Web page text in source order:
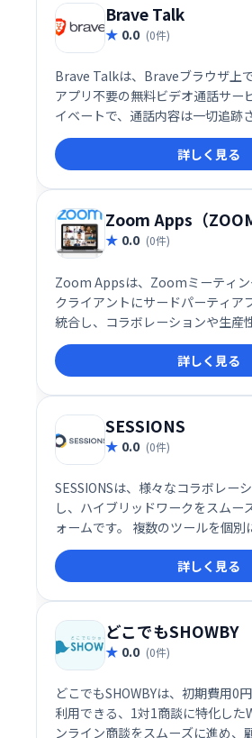
Brave Talk
0.0 (0件)
Brave Talkは、Braveブラウザ上
アプリ不要の無料ビデオ通話サー
イベートで、通話内容は一切追跡
ザだけで手軽に、安心してビデオ
さい。
詳しく見る
Zoom Apps（
0.0 (0件)
Zoom Appsは、Zoomミーティ
クライアントにサードパーティア
統合し、コラボレーションや生産
ルです。現在約50種類のアプリが
ーテインメントも強化します。会
起動し、より効率的で充実したミ
きます。
詳しく見る
SESSIONS
0.0 (0件)
SESSIONSは、様々なコラボレー
し、ハイブリッドワークをスムー
ォームです。 複数のツールを個別
を解消し、1つの場所で全てのコ
管理できます。 効率的な情報共有
クを実現し、生産性の向上に貢献
詳しく見る
どこでもSHOWBY
0.0 (0件)
どこでもSHOWBYは、初期費用0
利用できる、1対1商談に特化した
ンライン商談をスムーズに進め、